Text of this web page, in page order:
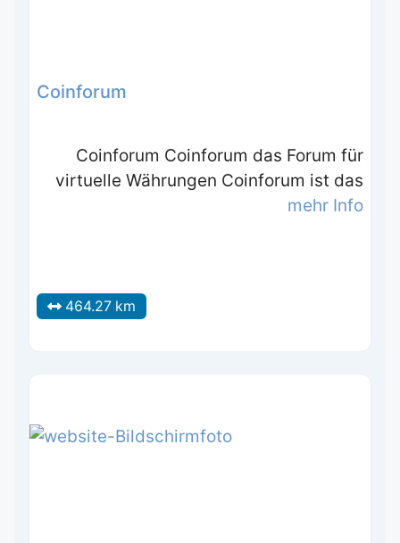
Coinforum
Coinforum Coinforum das Forum für
virtuelle Währungen Coinforum ist das
mehr Info
464.27 km